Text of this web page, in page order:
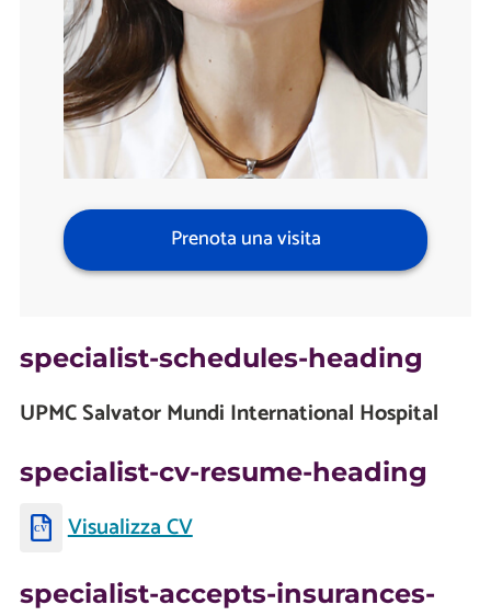
Prenota una visita
specialist-schedules-heading
UPMC Salvator Mundi International Hospital
specialist-cv-resume-heading
Visualizza CV
specialist-accepts-insurances-